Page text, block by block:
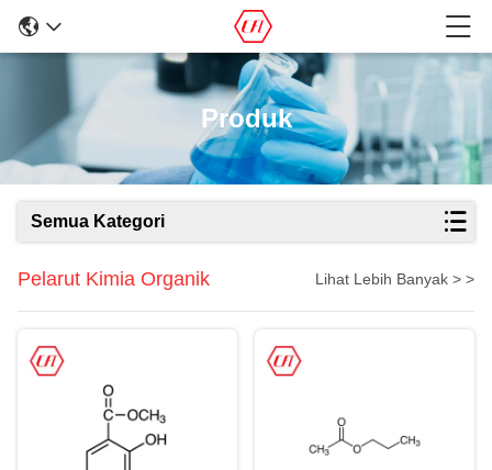
Produk
Semua Kategori
Pelarut Kimia Organik Lihat Lebih Banyak > >